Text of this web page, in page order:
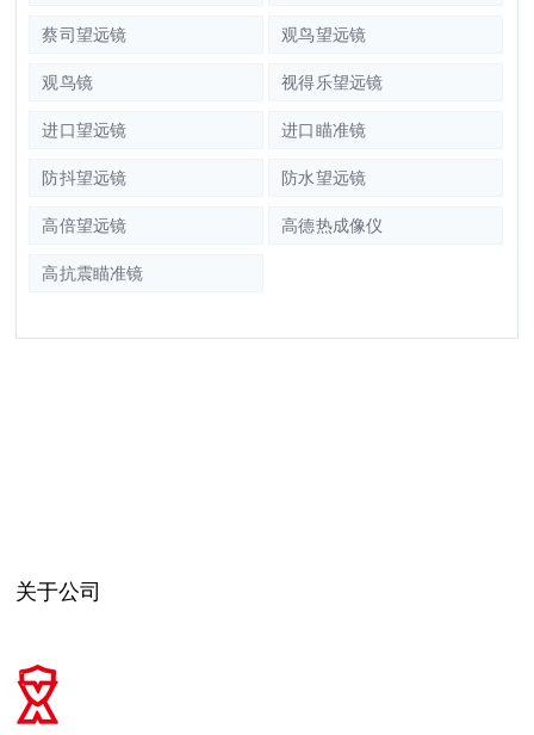
蔡司望远镜 观鸟望远镜
观鸟镜 视得乐望远镜
进口望远镜 进口瞄准镜
防抖望远镜 防水望远镜
高倍望远镜 高德热成像仪
高抗震瞄准镜
关于公司